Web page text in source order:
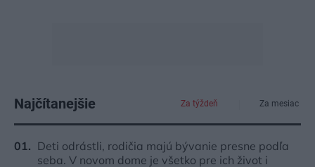
Najčítanejšie Za týždeň Za mesiac
Deti odrástli, rodičia majú bývanie presne podľa
seba. V novom dome je všetko pre ich život i